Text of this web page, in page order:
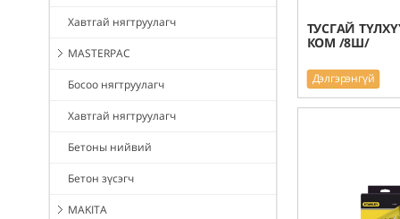
Хавтгай нягтруулагч
MASTERPAC
Босоо нягтруулагч
Хавтгай нягтруулагч
Бетоны нийвий
Бетон зүсэгч
MAKITA
ТУСГАЙ
КОМ /8Ш/
Дэлгэрэнгүй